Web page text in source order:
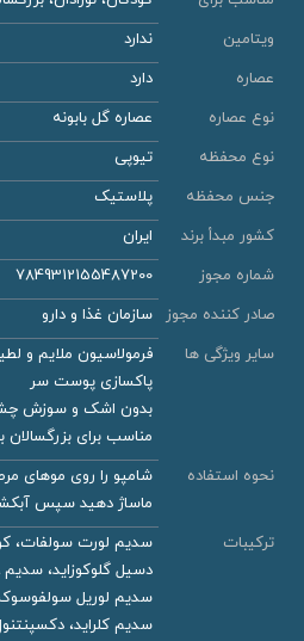
ویتامین
ندارد
عصاره
دارد
نوع عصاره
عصاره گل بابونه
نوع محفظه
تیوپی
جنس محفظه
پلاستیک
کشور مبدأ برند
ایران
شماره مجوز
7849312155487200
صادر کننده مجوز
سازمان غذا و دارو
سایر ویژگی ها
فرمولاسیون ملایم و
پاکسازی پوست سر
بدون اشک و سوزش
مناسب برای
نحوه استفاده
شامپو را روی موهای
ماساژ دهید سپس
ترکیبات
سدیم لورت سولفات،
سدیم لوریل
سدیم کلراید،